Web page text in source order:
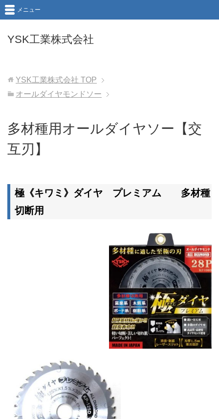
YSK工業株式会社
メニュー
YSK工業株式会社 TOP
オールダイヤモンドソー
多材種用オールダイヤソー【交
互刃】
極《キワミ》ダイヤ プレミアム 多材種
切断用